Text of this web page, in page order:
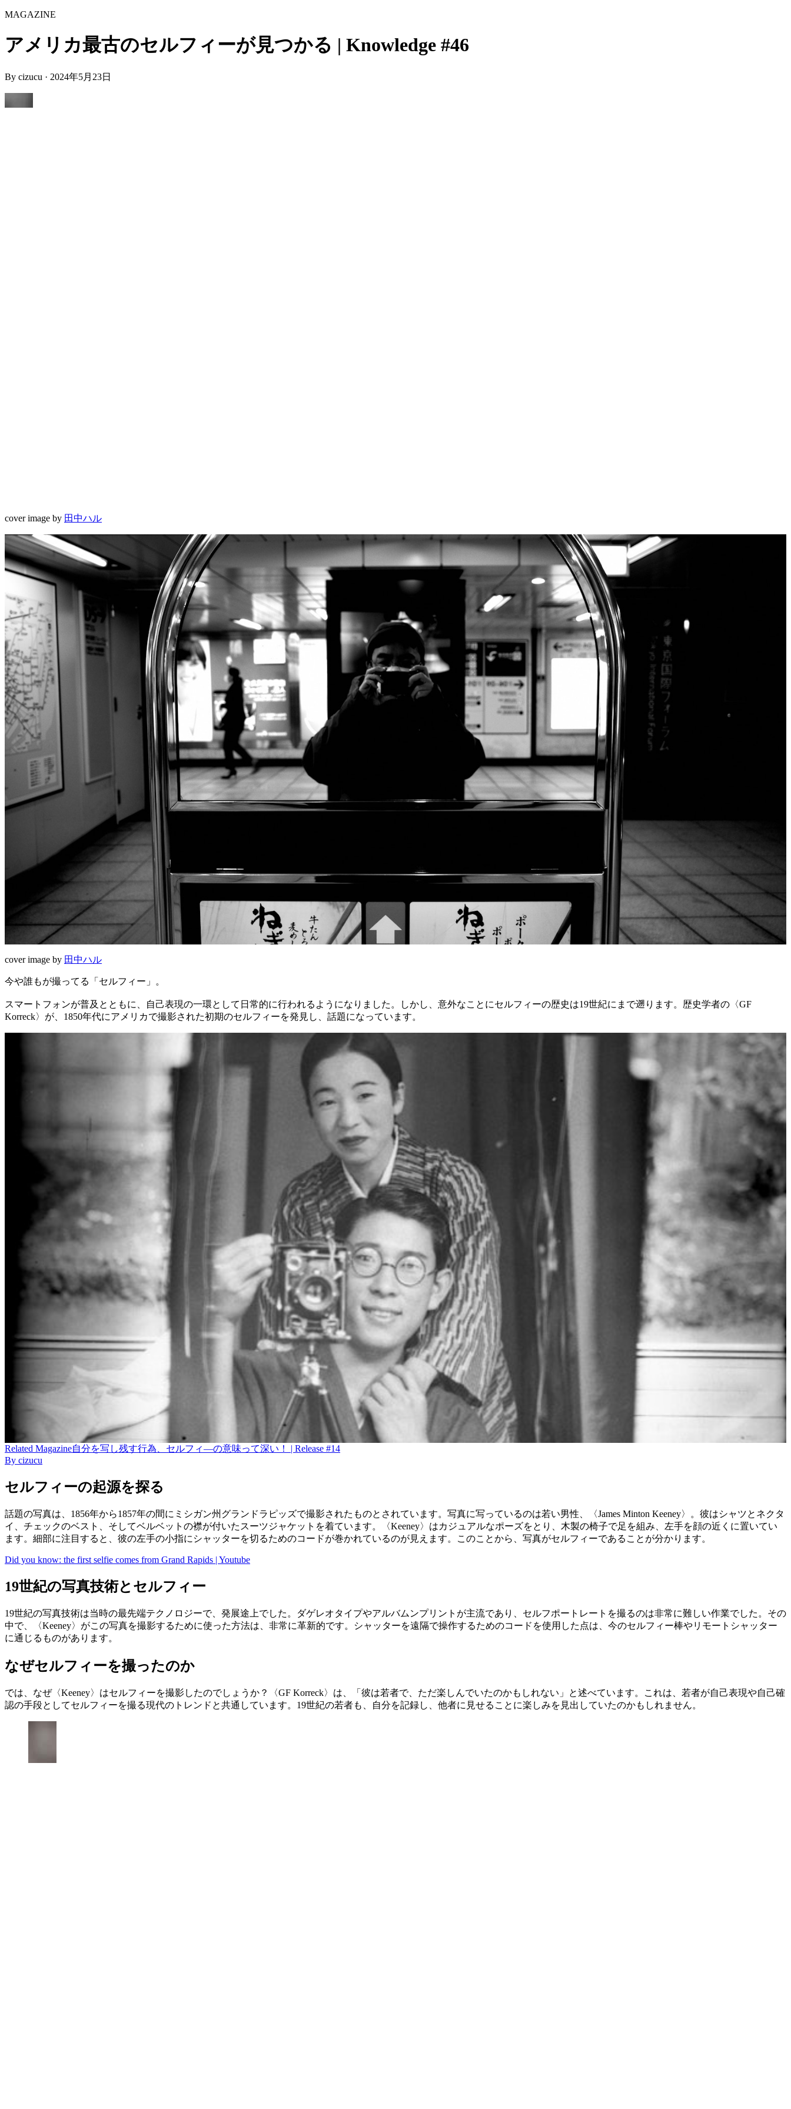
MAGAZINE
アメリカ最古のセルフィーが見つかる | Knowledge #46
By cizucu · 2024年5月23日
cover image by 田中ハル
cover image by 田中ハル
今や誰もが撮ってる「セルフィー」。
スマートフォンが普及とともに、自己表現の一環として日常的に行われるようになりました。しかし、意外なことにセルフィーの歴史は19世紀にまで遡ります。歴史学者の〈GF
Korreck〉が、1850年代にアメリカで撮影された初期のセルフィーを発見し、話題になっています。
Related Magazine自分を写し残す行為、セルフィ―の意味って深い！ | Release #14
By cizucu
セルフィーの起源を探る
話題の写真は、1856年から1857年の間にミシガン州グランドラピッズで撮影されたものとされています。写真に写っているのは若い男性、〈James Minton Keeney〉。彼はシャツとネクタ
イ、チェックのベスト、そしてベルベットの襟が付いたスーツジャケットを着ています。〈Keeney〉はカジュアルなポーズをとり、木製の椅子で足を組み、左手を顔の近くに置いてい
ます。細部に注目すると、彼の左手の小指にシャッターを切るためのコードが巻かれているのが見えます。このことから、写真がセルフィーであることが分かります。
Did you know: the first selfie comes from Grand Rapids | Youtube
19世紀の写真技術とセルフィー
19世紀の写真技術は当時の最先端テクノロジーで、発展途上でした。ダゲレオタイプやアルバムンプリントが主流であり、セルフポートレートを撮るのは非常に難しい作業でした。その
中で、〈Keeney〉がこの写真を撮影するために使った方法は、非常に革新的です。シャッターを遠隔で操作するためのコードを使用した点は、今のセルフィー棒やリモートシャッター
に通じるものがあります。
なぜセルフィーを撮ったのか
では、なぜ〈Keeney〉はセルフィーを撮影したのでしょうか？〈GF Korreck〉は、「彼は若者で、ただ楽しんでいたのかもしれない」と述べています。これは、若者が自己表現や自己確
認の手段としてセルフィーを撮る現代のトレンドと共通しています。19世紀の若者も、自分を記録し、他者に見せることに楽しみを見出していたのかもしれません。